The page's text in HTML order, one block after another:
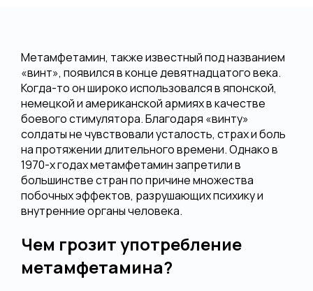
Метамфетамин, также известный под названием
«винт», появился в конце девятнадцатого века.
Когда-то он широко использовался в японской,
немецкой и американской армиях в качестве
боевого стимулятора. Благодаря «винту»
солдаты не чувствовали усталость, страх и боль
на протяжении длительного времени. Однако в
1970-х годах метамфетамин запретили в
большинстве стран по причине множества
побочных эффектов, разрушающих психику и
внутренние органы человека.
Чем грозит употребление
метамфетамина?